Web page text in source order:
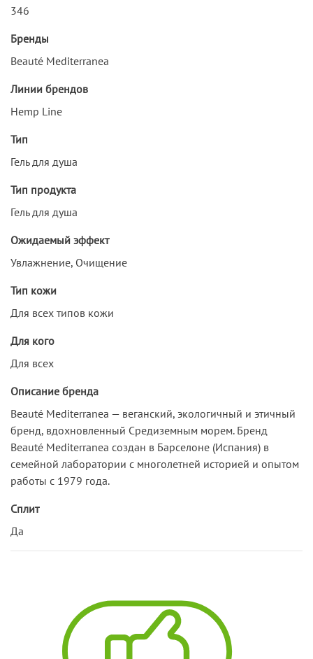
346
Бренды
Beauté Mediterranea
Линии брендов
Hemp Line
Тип
Гель для душа
Тип продукта
Гель для душа
Ожидаемый эффект
Увлажнение, Очищение
Тип кожи
Для всех типов кожи
Для кого
Для всех
Описание бренда
Beauté Mediterranea — веганский, экологичный и этичный
бренд, вдохновленный Средиземным морем. Бренд
Beauté Mediterranea создан в Барселоне (Испания) в
семейной лаборатории с многолетней историей и опытом
работы с 1979 года.
Сплит
Да